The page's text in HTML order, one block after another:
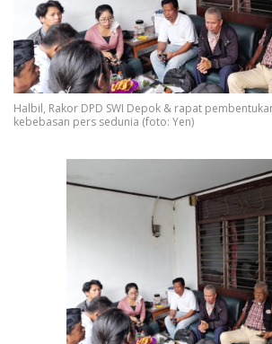
Halbil, Rakor DPD SWI Depok & rapat
kebebasan pers sedunia (foto: Yen)